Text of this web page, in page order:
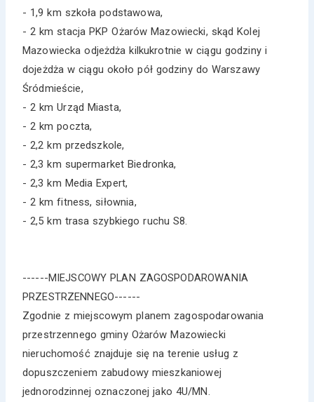
- 1,9 km szkoła podstawowa,
- 2 km stacja PKP Ożarów Mazowiecki, skąd Kolej
Mazowiecka odjeżdża kilkukrotnie w ciągu godziny i
dojeżdża w ciągu około pół godziny do Warszawy
Śródmieście,
- 2 km Urząd Miasta,
- 2 km poczta,
- 2,2 km przedszkole,
- 2,3 km supermarket Biedronka,
- 2,3 km Media Expert,
- 2 km fitness, siłownia,
- 2,5 km trasa szybkiego ruchu S8.
------MIEJSCOWY PLAN ZAGOSPODAROWANIA
PRZESTRZENNEGO------
Zgodnie z miejscowym planem zagospodarowania
przestrzennego gminy Ożarów Mazowiecki
nieruchomość znajduje się na terenie usług z
dopuszczeniem zabudowy mieszkaniowej
jednorodzinnej oznaczonej jako 4U/MN.